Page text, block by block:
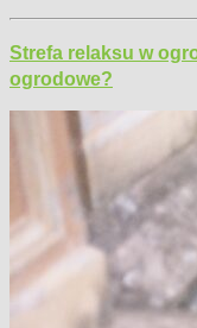
Strefa relaksu w
ogrodowe?